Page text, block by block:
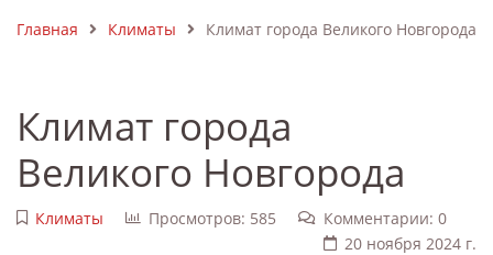
Главная Климаты Климат города Великого Новгорода
Климат города
Великого Новгорода
Климаты Просмотров: 585
Комментарии: 0
20 ноября 2024 г.